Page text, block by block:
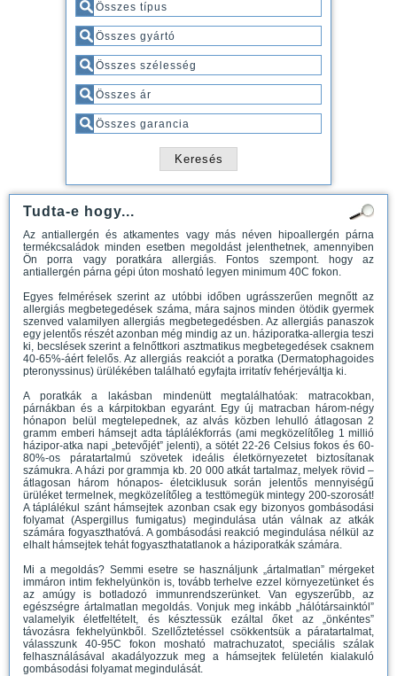
Tudta-e hogy...
Az antiallergén és atkamentes vagy más néven hipoallergén párna
termékcsaládok minden esetben megoldást jelenthetnek, amennyiben
Ön porra vagy poratkára allergiás. Fontos szempont. hogy az
antiallergén párna gépi úton mosható legyen minimum 40C fokon.
Egyes felmérések szerint az utóbbi időben ugrásszerűen megnőtt az
allergiás megbetegedések száma, mára sajnos minden ötödik gyermek
szenved valamilyen allergiás megbetegedésben. Az allergiás panaszok
egy jelentős részét azonban még mindig az un. háziporatka-allergia teszi
ki, becslések szerint a felnőttkori asztmatikus megbetegedések csaknem
40-65%-áért felelős. Az allergiás reakciót a poratka (Dermatophagoides
pteronyssinus) ürülékében található egyfajta irritatív fehérjeváltja ki.
A poratkák a lakásban mindenütt megtalálhatóak: matracokban,
párnákban és a kárpitokban egyaránt. Egy új matracban három-négy
hónapon belül megtelepednek, az alvás közben lehulló átlagosan 2
gramm emberi hámsejt adta táplálékforrás (ami megközelítőleg 1 millió
házipor-atka napi „betevőjét” jelenti), a sötét 22-26 Celsius fokos és 60-
80%-os páratartalmú szövetek ideális életkörnyezetet biztosítanak
számukra. A házi por grammja kb. 20 000 atkát tartalmaz, melyek rövid –
átlagosan három hónapos- életciklusuk során jelentős mennyiségű
ürüléket termelnek, megközelítőleg a testtömegük mintegy 200-szorosát!
A táplálékul szánt hámsejtek azonban csak egy bizonyos gombásodási
folyamat (Aspergillus fumigatus) megindulása után válnak az atkák
számára fogyaszthatóvá. A gombásodási reakció megindulása nélkül az
elhalt hámsejtek tehát fogyaszthatatlanok a háziporatkák számára.
Mi a megoldás? Semmi esetre se használjunk „ártalmatlan” mérgeket
immáron intim fekhelyünkön is, tovább terhelve ezzel környezetünket és
az amúgy is botladozó immunrendszerünket. Van egyszerűbb, az
egészségre ártalmatlan megoldás. Vonjuk meg inkább „hálótársainktól”
valamelyik életfeltételt, és késztessük ezáltal őket az „önkéntes”
távozásra fekhelyünkből. Szellőztetéssel csökkentsük a páratartalmat,
válasszunk 40-95C fokon mosható matrachuzatot, speciális szálak
felhasználásával akadályozzuk meg a hámsejtek felületén kialakuló
gombásodási folyamat megindulását.